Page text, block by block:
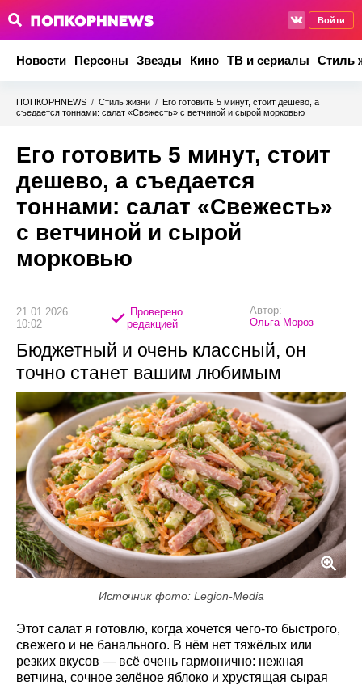
Войти
Новости Персоны Звезды Кино ТВ и сериалы Стиль
ПОПКОРНNEWS / Стиль жизни / Его готовить 5 минут, стоит дешево, а
съедается тоннами: салат «Свежесть» с ветчиной и сырой морковью
Его готовить 5 минут, стоит
дешево, а съедается
тоннами: салат «Свежесть»
с ветчиной и сырой
морковью
21.01.2026
10:02
Проверено
редакцией
Автор:
Ольга Мороз
Бюджетный и очень классный, он
точно станет вашим любимым
Источник фото: Legion-Media
Этот салат я готовлю, когда хочется чего-то быстрого,
свежего и не банального. В нём нет тяжёлых или
резких вкусов — всё очень гармонично: нежная
ветчина, сочное зелёное яблоко и хрустящая сырая